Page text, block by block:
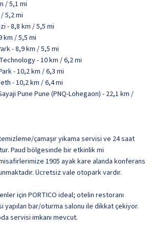
/ 5,1 mi
5,2 mi
- 8,8 km / 5,5 mi
km / 5,5 mi
- 8,9 km / 5,5 mi
- 10 km / 6,2 mi
- 10,2 km / 6,3 mi
- 10,2 km / 6,4 mi
Pune Pune (PNQ-Lohegaon) - 22,1 km /
çamaşır yıkama servisi ve 24 saat
Paud bölgesinde bir etkinlik mi
1905 ayak kare alanda konferans
Ücretsiz vale otopark vardır.
için PORTICO ideal; otelin restoranı
bar/oturma salonu ile dikkat çekiyor.
servisi imkanı mevcut.